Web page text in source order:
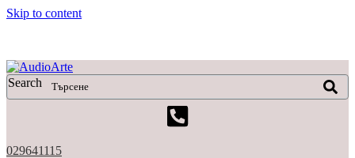
Skip to content
Search
029641115